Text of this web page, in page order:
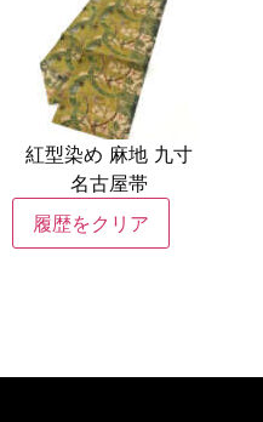
紅型染め 麻地 九寸
名古屋帯
履歴をクリア